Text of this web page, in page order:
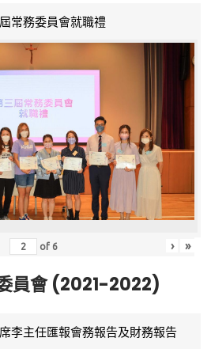
常務委員會就職禮
of 6 › »
員會 (2021-2022)
李主任匯報會務報告及財務報告